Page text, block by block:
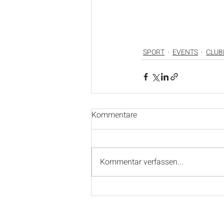
SPORT EVENTS
Kommentare
Kommentar verfassen...